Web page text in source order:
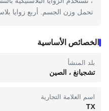
تحمل وزن الجسم. أربع زوايا
الخصائص الأساسية
بلد المنشأ
تشجيانغ ، الصين
اسم العلامة التجارية
TX